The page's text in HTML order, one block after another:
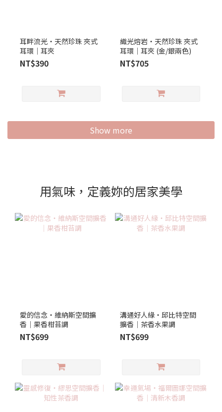
耳畔流光‧天然珍珠 夾式
耳環｜耳夾
NT$390
織光熔岩‧天然珍珠 夾式
耳環｜耳夾 (金/銀兩色)
NT$705
Show more
用氣味，定義妳的居家美學
愛的信念‧維納斯空間擴
香｜果香柑苔調
NT$699
溝通好人緣‧邱比特空間
擴香│茶香水果調
NT$699